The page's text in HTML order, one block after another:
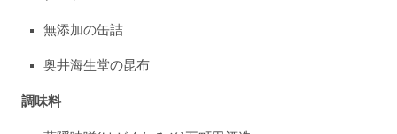
無添加の缶詰
奥井海生堂の昆布
調味料